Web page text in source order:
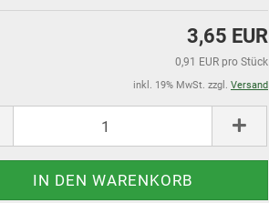
3,65 EUR
0,91 EUR pro Stück
inkl. 19% MwSt. zzgl. Versand